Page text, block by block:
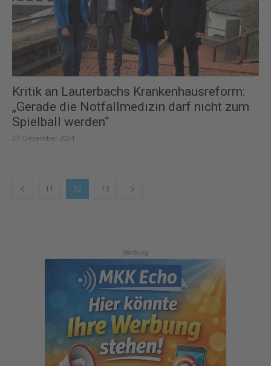
Kritik an Lauterbachs Krankenhausreform:
„Gerade die Notfallmedizin darf nicht zum
Spielball werden“
27. Dezember 2024
11 12 13
Werbung